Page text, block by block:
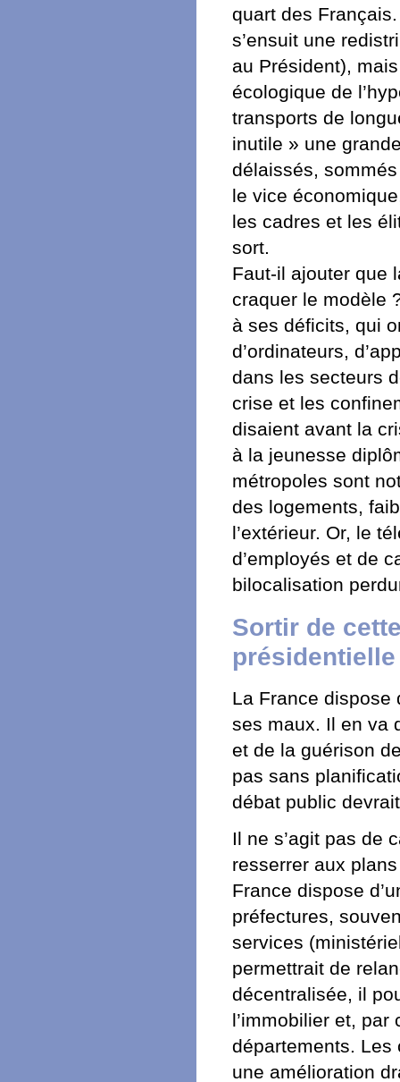
quart des
s’ensuit une
au Président),
écologique de
transports de
inutile » une
délaissés,
le vice
les cadres et les
sort.
Faut-il ajouter que
craquer le modèle
à ses déficits, qui
d’ordinateurs,
dans les secteurs
crise et les
disaient avant la
à la jeunesse
métropoles sont
des logements,
l’extérieur. Or, le
d’employés et de
bilocalisation
Sortir de
présidentielle
La France dispose
ses maux. Il en va
et de la guérison
pas sans
débat public
Il ne s’agit pas de
resserrer aux
France dispose
préfectures,
services
permettrait de
décentralisée, il
l’immobilier et,
départements. Les
une amélioration